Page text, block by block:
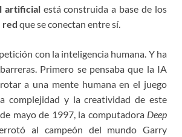
artificialestá construida a base de los
red que se conectan entre sí.
con la inteligencia humana. Y ha
Primero se pensaba que la IA
a una mente humana en el juego
complejidad y la creatividad de este
mayo de 1997, la computadora Deep
al campeón del mundo Garry